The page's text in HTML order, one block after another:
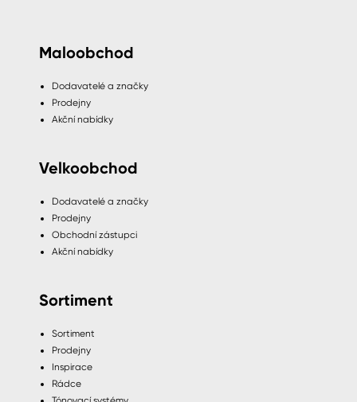
Maloobchod
Dodavatelé a značky
Prodejny
Akční nabídky
Velkoobchod
Dodavatelé a značky
Prodejny
Obchodní zástupci
Akční nabídky
Sortiment
Sortiment
Prodejny
Inspirace
Rádce